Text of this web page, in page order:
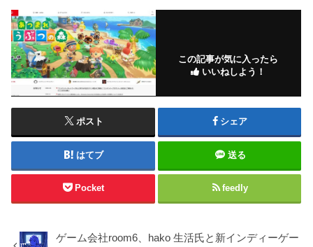
この記事が気に入ったら
いいねしよう！
ポスト シェア
はてブ 送る
Pocket feedly
ゲーム会社room6、hako 生活氏と新インディーゲー